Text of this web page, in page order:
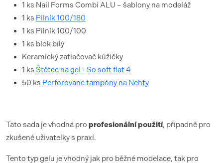
1 ks Nail Forms Combi ALU – šablony na modeláž
1 ks Pilník 100/180
1 ks Pilník 100/100
1 ks blok bílý
Keramický zatlačovač kůžičky
1 ks Štětec na gel - So soft flat 4
50 ks Perforované tampóny na Nehty
Tato sada je vhodná pro profesionální použití, případně pro
zkušené uživatelky s praxí.
Tento typ gelu je vhodný jak pro běžné modelace, tak pro